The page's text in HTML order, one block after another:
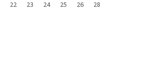
22 23 24 25 26 28